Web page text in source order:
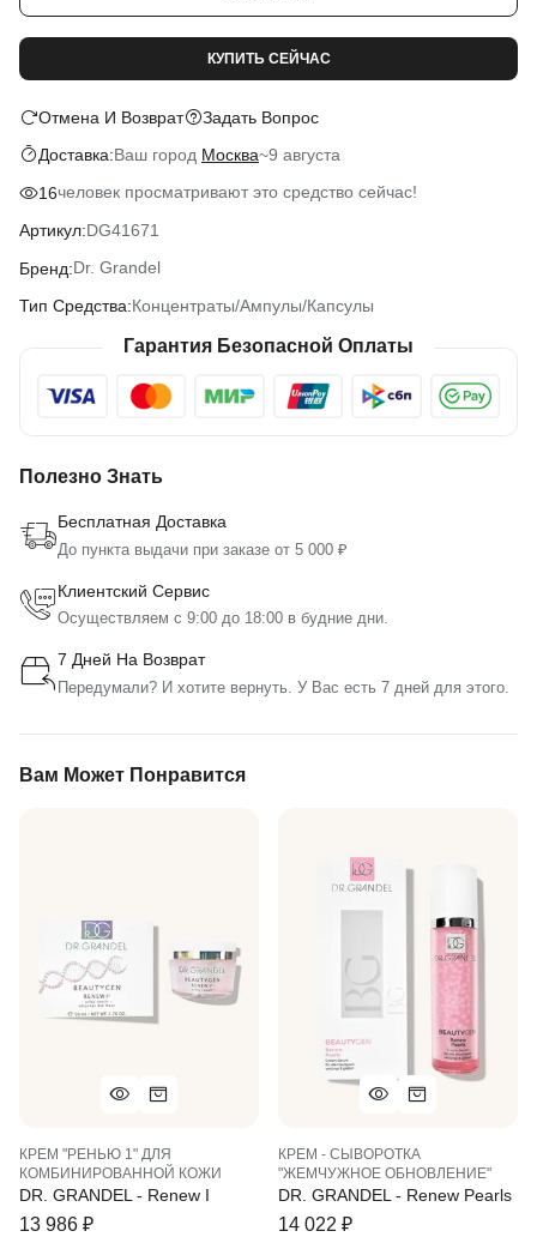
КУПИТЬ СЕЙЧАС
Отмена И Возврат
Задать Вопрос
Доставка:Ваш город Москва~9 августа
16человек просматривают это средство сейчас!
Артикул:DG41671
Бренд:Dr. Grandel
Тип Средства:Концентраты/Ампулы/Капсулы
Гарантия Безопасной Оплаты
Полезно Знать
Бесплатная Доставка
До пункта выдачи при заказе от 5 000 ₽
Клиентский Сервис
Осуществляем с 9:00 до 18:00 в будние дни.
7 Дней На Возврат
Передумали? И хотите вернуть. У Вас есть 7 дней для этого.
Вам Может Понравится
КРЕМ "РЕНЬЮ 1" ДЛЯ
КОМБИНИРОВАННОЙ КОЖИ
DR. GRANDEL - Renew I
13 986 ₽
КРЕМ - СЫВОРОТКА
"ЖЕМЧУЖНОЕ ОБНОВЛЕНИЕ"
DR. GRANDEL - Renew Pearls
14 022 ₽